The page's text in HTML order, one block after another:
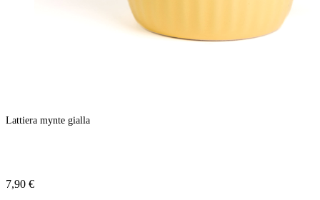
Lattiera mynte gialla
7,90 €